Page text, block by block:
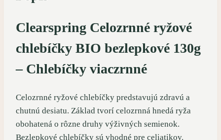
Clearspring Celozrnné ryžové
chlebíčky BIO bezlepkové 130g
– Chlebíčky viaczrnné
Celozrnné ryžové chlebíčky predstavujú zdravú a
chutnú desiatu. Základ tvorí celozrnná hnedá ryža
obohatená o rôzne druhy výživných semienok.
Bezlepkové chlebíčky sú vhodné pre celiatikov.